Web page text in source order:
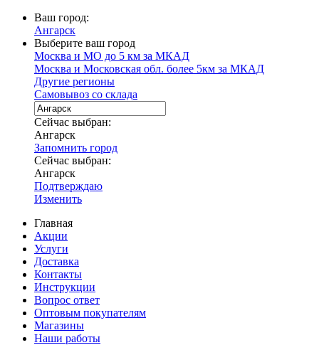
Ваш город:
Ангарск
Выберите ваш город
Москва и МО до 5 км за МКАД
Москва и Московская обл. более 5км за МКАД
Другие регионы
Самовывоз со склада
Сейчас выбран:
Ангарск
Запомнить город
Сейчас выбран:
Ангарск
Подтверждаю
Изменить
Главная
Акции
Услуги
Доставка
Контакты
Инструкции
Вопрос ответ
Оптовым покупателям
Магазины
Наши работы